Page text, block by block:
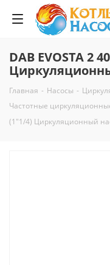
DAB EVOSTA 2
Главная - Насосы -
Частотные
(1"1/4) Циркуляционный